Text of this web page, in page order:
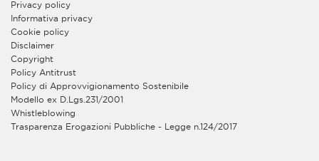
l’accesso alle aree riservate dei loro rispettivi siti web.
In tal modo, Lei potrà accedere alle suddette aree
riservate con la medesima utenza, previo
completamento della procedura di registrazione sui
rispettivi siti web. L’erogazione agli utenti registrati dei
servizi on line sui siti web dei Contitolari è invece
esclusa dalla contitolarità ed è gestita in autonomia da
ciascuno dei due enti quale autonomo titolare del
trattamento.
Privacy policy
Informativa privacy
Cookie policy
Disclaimer
Copyright
Policy Antitrust
Policy di Approvvigionamento Sostenibile
Modello ex D.Lgs.231/2001
Whistleblowing
Trasparenza Erogazioni Pubbliche - Legge n.124/2017